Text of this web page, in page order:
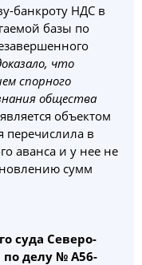
банкроту НДС в
базы по
что
спорного
общества
объектом
перечислила в
аванса и у нее не
сумм
суда Северо-
по делу № А56-